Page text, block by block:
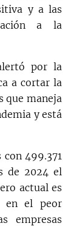
y a las
a la
por la
a cortar la
que maneja
y está
499.371
de 2024 el
actual es
en el peor
empresas